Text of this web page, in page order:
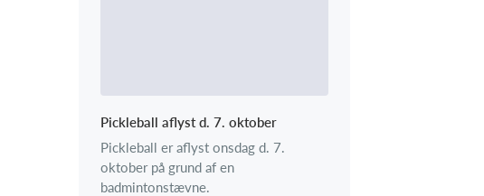
Pickleball aflyst d. 7. oktober
Pickleball er aflyst onsdag d. 7.
oktober på grund af en
badmintonstævne.